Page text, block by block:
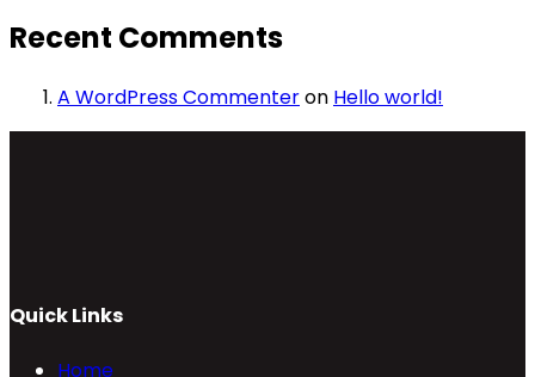
Recent Comments
A WordPress Commenteron Hello world!
Quick Links
Home